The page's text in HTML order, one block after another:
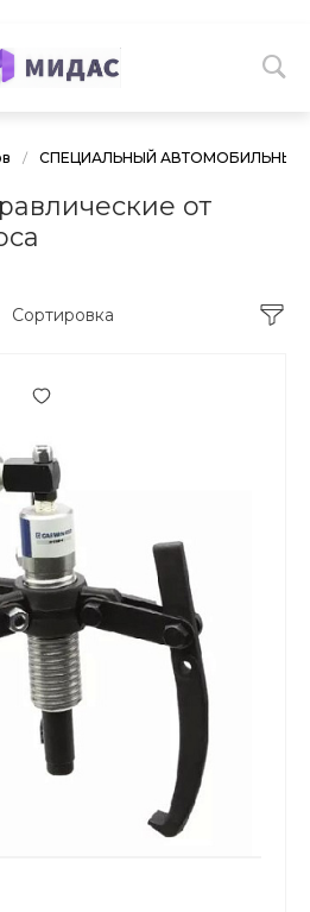
/ СПЕЦИАЛЬНЫЙ АВТОМОБИЛЬНЫЙ
от
Сортировка